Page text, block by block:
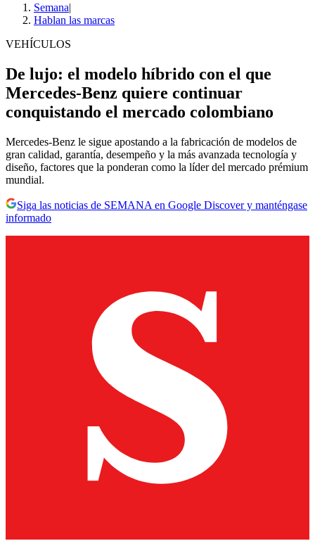
Semana|
Hablan las marcas
VEHÍCULOS
De lujo: el modelo híbrido con el que
Mercedes-Benz quiere continuar
conquistando el mercado colombiano
Mercedes-Benz le sigue apostando a la fabricación de modelos de
gran calidad, garantía, desempeño y la más avanzada tecnología y
diseño, factores que la ponderan como la líder del mercado prémium
mundial.
Siga las noticias de SEMANA en Google Discover y manténgase
informado